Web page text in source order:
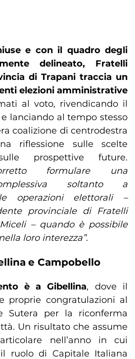
e con il quadro degli
delineato, Fratelli
di Trapani traccia un
elezioni amministrative
al voto, rivendicando il
lanciando al tempo stesso
coalizione di centrodestra
riflessione sulle scelte
prospettive future.
formulare una
soltanto a
operazioni elettorali –
provinciale di Fratelli
– quando è possibile
loro interezza”.
e Campobello
è a Gibellina, dove il
proprie congratulazioni al
Sutera per la riconferma
Un risultato che assume
nell’anno in cui
ruolo di Capitale Italiana